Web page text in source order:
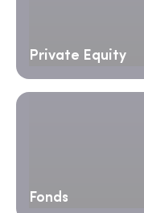
Private Equity
Fonds